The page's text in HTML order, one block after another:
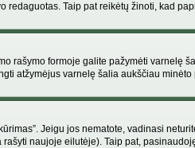
Taip pat reikėtų žinoti, kad
rašymo formoje galite pažymėti varnelę
atžymėjus varnelę šalia aukščiau
Jeigu jos nematote, vadinasi
naujoje eilutėje). Taip pat,